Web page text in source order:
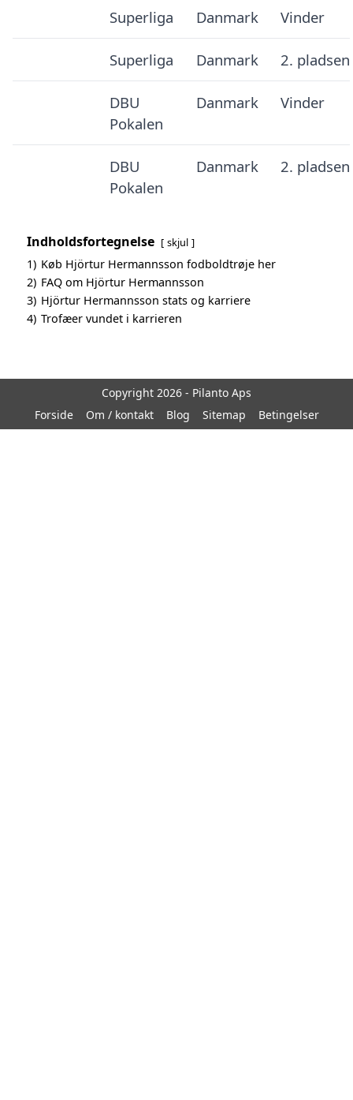
Superliga Danmark Vinder
Superliga Danmark 2. pladsen
DBU
Pokalen
Danmark Vinder
DBU
Pokalen
Danmark 2. pladsen
Indholdsfortegnelse skjul
1) Køb Hjörtur Hermannsson fodboldtrøje her
2) FAQ om Hjörtur Hermannsson
3) Hjörtur Hermannsson stats og karriere
4) Trofæer vundet i karrieren
Copyright 2026 - Pilanto Aps
Forside
Om / kontakt Blog Sitemap Betingelser